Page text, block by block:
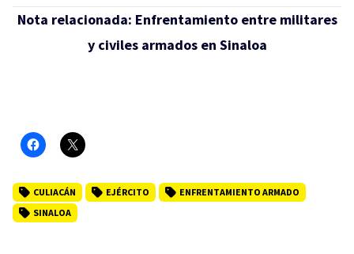
Nota relacionada: Enfrentamiento entre militares
y civiles armados en Sinaloa
CULIACÁN EJÉRCITO
ENFRENTAMIENTO ARMADO
SINALOA